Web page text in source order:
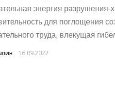
энергия разрушения-
для поглощения
труда, влекущая
16.09.2022